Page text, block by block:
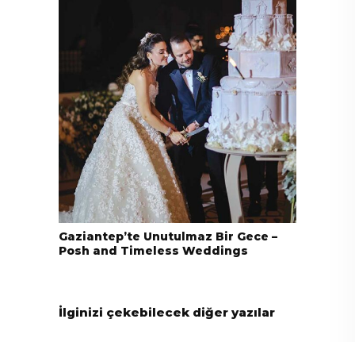
Gaziantep’te Unutulmaz Bir Gece –
Posh and Timeless Weddings
İlginizi çekebilecek diğer yazılar